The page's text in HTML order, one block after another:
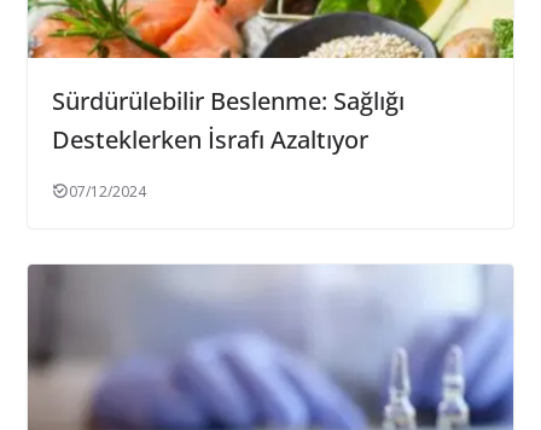
Sürdürülebilir Beslenme: Sağlığı
Desteklerken İsrafı Azaltıyor
07/12/2024